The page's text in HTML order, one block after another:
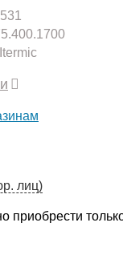
Itermic
лиц)
приобрести